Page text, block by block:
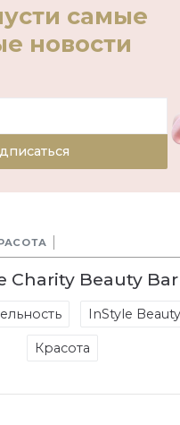
самые
новости
Charity Beauty Bar
InStyle
Красота